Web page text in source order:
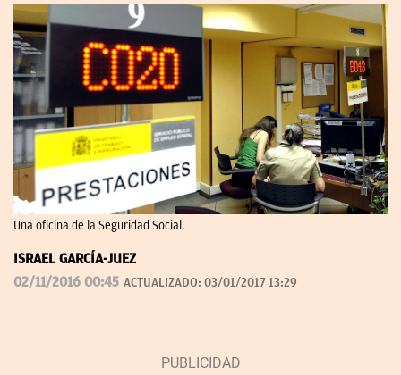
Una oficina de la Seguridad Social.
ISRAEL GARCÍA-JUEZ
02/11/2016 00:45 ACTUALIZADO: 03/01/2017 13:29